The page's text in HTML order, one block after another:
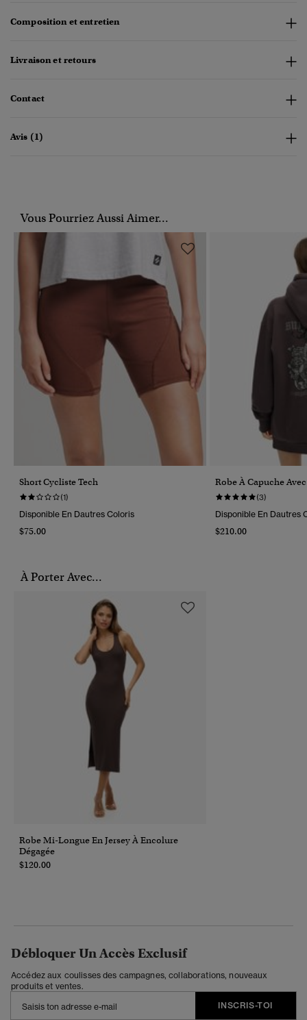
Composition et entretien
Livraison et retours
Contact
Avis (1)
Vous Pourriez Aussi Aimer...
Short Cycliste Tech
(1)
Disponible En Dautres Coloris
$75.00
Robe À Capuche
(3)
Disponible En Dautres
$210.00
À Porter Avec...
Robe Mi-Longue En Jersey À Encolure
Dégagée
$120.00
Débloquer Un Accès Exclusif
Accédez aux coulisses des campagnes, collaborations, nouveaux
produits et ventes.
INSCRIS-TOI